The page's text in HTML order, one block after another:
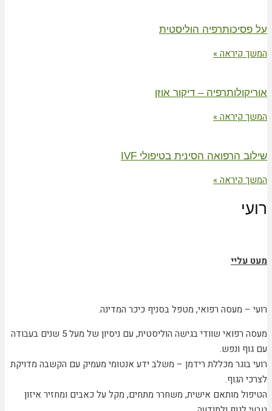
על פסיכותרפיה הוליסטית
המשך קיראה »
אוריקולותרפיה – דיקור אוזן
המשך קיראה »
שילוב הרפואה הסינית בטיפולי IVF
המשך קיראה »
רועי
מעט עליי
רועי – מעסה רפואי, מטפל בסניף כיכר המדינה.
מעסה רפואי שוודי בגישה הוליסטית, עם ניסיון של מעל 5 שנים בעבודה
עם גוף ונפש.
רועי בוגר מכללת רידמן – משלב ידע אנטומי מעמיק עם הקשבה מדויקת
לצרכי הגוף.
הטיפול מותאם אישית, משחרר מתחים, מקל על כאבים ומחזיר איזון